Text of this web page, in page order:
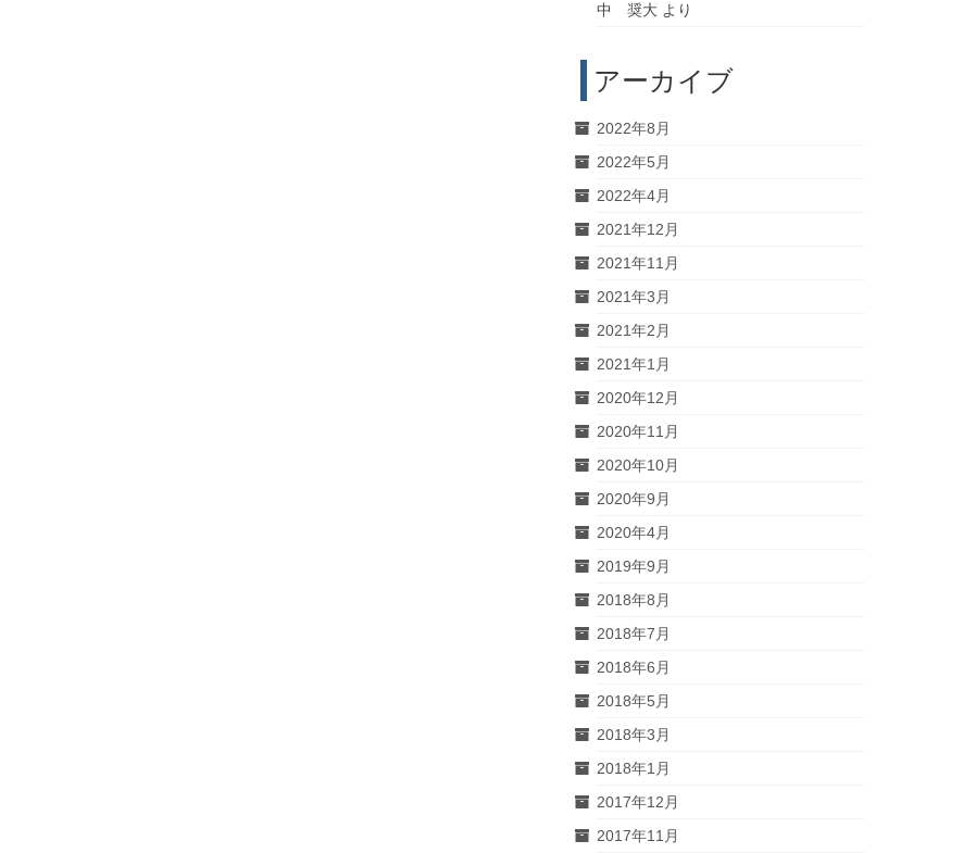
中 奨大より
アーカイブ
2022年8月
2022年5月
2022年4月
2021年12月
2021年11月
2021年3月
2021年2月
2021年1月
2020年12月
2020年11月
2020年10月
2020年9月
2020年4月
2019年9月
2018年8月
2018年7月
2018年6月
2018年5月
2018年3月
2018年1月
2017年12月
2017年11月